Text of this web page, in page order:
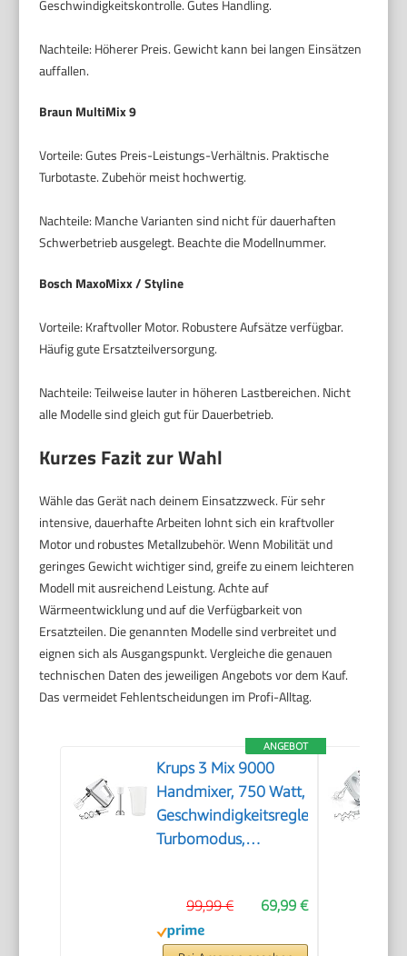
Geschwindigkeitskontrolle. Gutes Handling.
Nachteile: Höherer Preis. Gewicht kann bei langen Einsätzen
auffallen.
Braun MultiMix 9
Vorteile: Gutes Preis-Leistungs-Verhältnis. Praktische
Turbotaste. Zubehör meist hochwertig.
Nachteile: Manche Varianten sind nicht für dauerhaften
Schwerbetrieb ausgelegt. Beachte die Modellnummer.
Bosch MaxoMixx / Styline
Vorteile: Kraftvoller Motor. Robustere Aufsätze verfügbar.
Häufig gute Ersatzteilversorgung.
Nachteile: Teilweise lauter in höheren Lastbereichen. Nicht
alle Modelle sind gleich gut für Dauerbetrieb.
Kurzes Fazit zur Wahl
Wähle das Gerät nach deinem Einsatzzweck. Für sehr
intensive, dauerhafte Arbeiten lohnt sich ein kraftvoller
Motor und robustes Metallzubehör. Wenn Mobilität und
geringes Gewicht wichtiger sind, greife zu einem leichteren
Modell mit ausreichend Leistung. Achte auf
Wärmeentwicklung und auf die Verfügbarkeit von
Ersatzteilen. Die genannten Modelle sind verbreitet und
eignen sich als Ausgangspunkt. Vergleiche die genauen
technischen Daten des jeweiligen Angebots vor dem Kauf.
Das vermeidet Fehlentscheidungen im Profi-Alltag.
ANGEBOT
Krups 3 Mix 9000
Handmixer, 750 Watt,
Geschwindigkeitsregler,
Turbomodus,
Schneebesen,
Knethaken,
69,99 €
99,99 €